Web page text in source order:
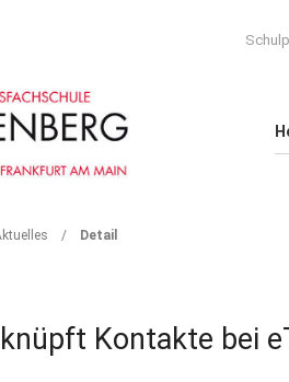
/ Detail
Kontakte bei